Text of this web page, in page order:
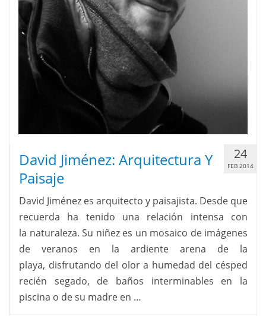
David Jiménez: Arquitectura Y
Paisaje
24
FEB 2014
David Jiménez es arquitecto y paisajista. Desde que
recuerda ha tenido una relación intensa con
la naturaleza. Su niñez es un mosaico de imágenes
de veranos en la ardiente arena de la
playa, disfrutando del olor a humedad del césped
recién segado, de baños interminables en la
piscina o de su madre en …